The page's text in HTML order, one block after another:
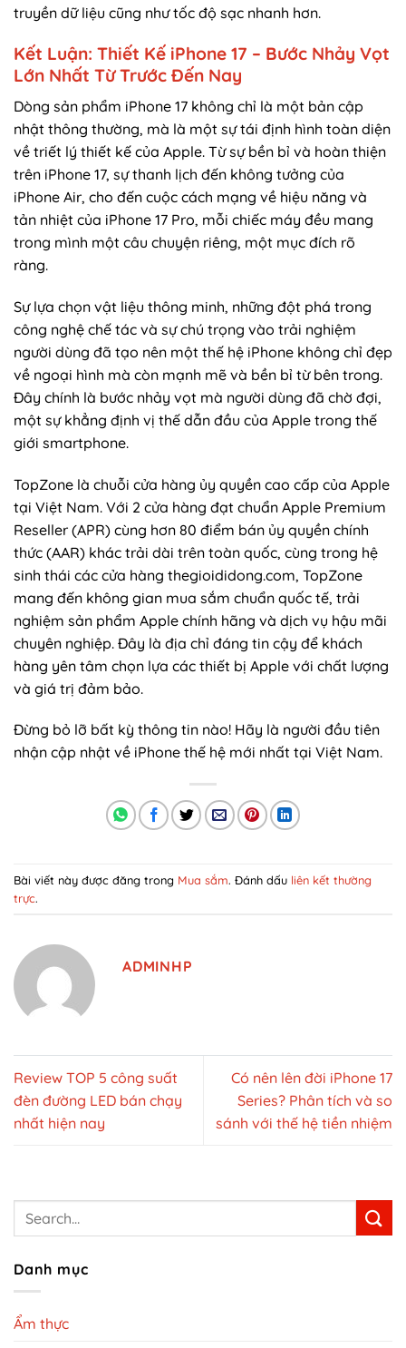
truyền dữ liệu cũng như tốc độ sạc nhanh hơn.
Kết Luận: Thiết Kế iPhone 17 – Bước Nhảy Vọt
Lớn Nhất Từ Trước Đến Nay
Dòng sản phẩm iPhone 17 không chỉ là một bản cập
nhật thông thường, mà là một sự tái định hình toàn diện
về triết lý thiết kế của Apple. Từ sự bền bỉ và hoàn thiện
trên iPhone 17, sự thanh lịch đến không tưởng của
iPhone Air, cho đến cuộc cách mạng về hiệu năng và
tản nhiệt của iPhone 17 Pro, mỗi chiếc máy đều mang
trong mình một câu chuyện riêng, một mục đích rõ
ràng.
Sự lựa chọn vật liệu thông minh, những đột phá trong
công nghệ chế tác và sự chú trọng vào trải nghiệm
người dùng đã tạo nên một thế hệ iPhone không chỉ đẹp
về ngoại hình mà còn mạnh mẽ và bền bỉ từ bên trong.
Đây chính là bước nhảy vọt mà người dùng đã chờ đợi,
một sự khẳng định vị thế dẫn đầu của Apple trong thế
giới smartphone.
TopZone là chuỗi cửa hàng ủy quyền cao cấp của Apple
tại Việt Nam. Với 2 cửa hàng đạt chuẩn Apple Premium
Reseller (APR) cùng hơn 80 điểm bán ủy quyền chính
thức (AAR) khác trải dài trên toàn quốc, cùng trong hệ
sinh thái các cửa hàng thegioididong.com, TopZone
mang đến không gian mua sắm chuẩn quốc tế, trải
nghiệm sản phẩm Apple chính hãng và dịch vụ hậu mãi
chuyên nghiệp. Đây là địa chỉ đáng tin cậy để khách
hàng yên tâm chọn lựa các thiết bị Apple với chất lượng
và giá trị đảm bảo.
Đừng bỏ lỡ bất kỳ thông tin nào! Hãy là người đầu tiên
nhận cập nhật về iPhone thế hệ mới nhất tại Việt Nam.
Bài viết này được đăng trong Mua sắm. Đánh dấu liên kết thường
trực.
ADMINHP
Review TOP 5 công suất
đèn đường LED bán chạy
nhất hiện nay
Có nên lên đời iPhone 17
Series? Phân tích và so
sánh với thế hệ tiền nhiệm
Danh mục
Ẩm thực